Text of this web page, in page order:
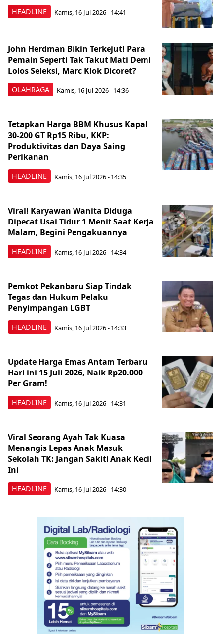
HEADLINE Kamis, 16 Jul 2026 - 14:41
OLAHRAGA
John Herdman Bikin Terkejut! Para
Pemain Seperti Tak Takut Mati Demi
Lolos Seleksi, Marc Klok Dicoret?
Kamis, 16 Jul 2026 - 14:36
HEADLINE
Tetapkan Harga BBM Khusus Kapal
30-200 GT Rp15 Ribu, KKP:
Produktivitas dan Daya Saing
Perikanan
Kamis, 16 Jul 2026 - 14:35
HEADLINE
Viral! Karyawan Wanita Diduga
Dipecat Usai Tidur 1 Menit Saat Kerja
Malam, Begini Pengakuannya
Kamis, 16 Jul 2026 - 14:34
HEADLINE
Pemkot Pekanbaru Siap Tindak
Tegas dan Hukum Pelaku
Penyimpangan LGBT
Kamis, 16 Jul 2026 - 14:33
HEADLINE
Update Harga Emas Antam Terbaru
Hari ini 15 Juli 2026, Naik Rp20.000
Per Gram!
Kamis, 16 Jul 2026 - 14:31
HEADLINE
Viral Seorang Ayah Tak Kuasa
Menangis Lepas Anak Masuk
Sekolah TK: Jangan Sakiti Anak Kecil
Ini
Kamis, 16 Jul 2026 - 14:30